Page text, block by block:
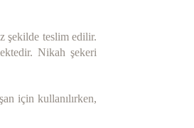
şekilde teslim edilir.
Nikah şekeri
için kullanılırken,